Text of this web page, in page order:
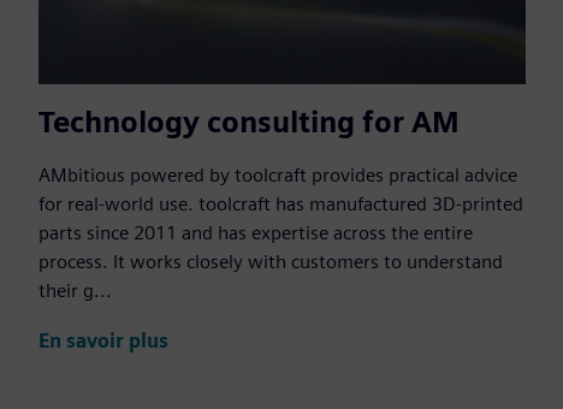
Technology consulting for AM
AMbitious powered by toolcraft provides practical advice
for real-world use. toolcraft has manufactured 3D-printed
parts since 2011 and has expertise across the entire
process. It works closely with customers to understand
their g...
En savoir plus